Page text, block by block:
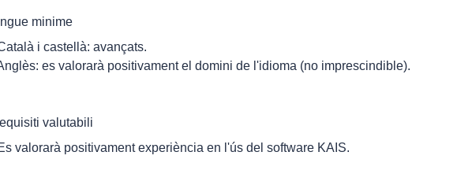
minime
i castellà: avançats.
es valorarà positivament el domini de l'idioma (no imprescindible).
valutabili
valorarà positivament experiència en l'ús del software KAIS.